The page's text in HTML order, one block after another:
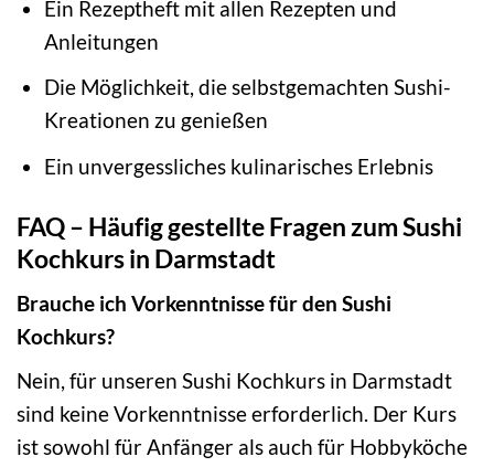
Ein Rezeptheft mit allen Rezepten und
Anleitungen
Die Möglichkeit, die selbstgemachten Sushi-
Kreationen zu genießen
Ein unvergessliches kulinarisches Erlebnis
FAQ – Häufig gestellte Fragen zum Sushi
Kochkurs in Darmstadt
Brauche ich Vorkenntnisse für den Sushi
Kochkurs?
Nein, für unseren Sushi Kochkurs in Darmstadt
sind keine Vorkenntnisse erforderlich. Der Kurs
ist sowohl für Anfänger als auch für Hobbyköche